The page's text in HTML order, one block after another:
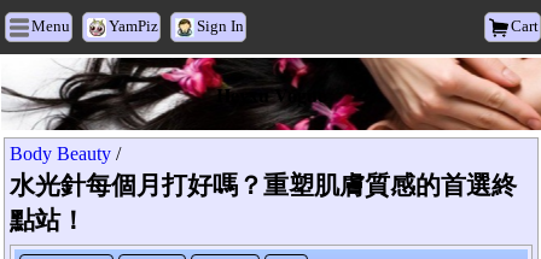
Menu YamPiz Sign In Cart
Heyxu Vogue
Body Beauty /
水光針每個月打好嗎？重塑肌膚質感的首選終
點站！